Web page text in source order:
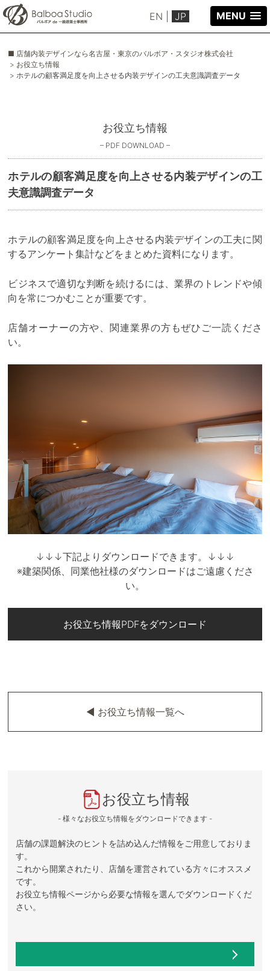
EN JP MENU
■ 店舗内装デザインなら名古屋・東京のバルボア・スタジオ株式会社
> お役立ち情報
> ホテルの顧客満足度を向上させる内装デザインの工夫意識調査データ
お役立ち情報
– PDF DOWNLOAD –
ホテルの顧客満足度を向上させる内装デザインの工
夫意識調査データ
ホテルの顧客満足度を向上させる内装デザインの工夫に関
するアンケート集計などをまとめた資料になります。
ビジネスで適切な判断を続けるには、業界のトレンドや傾
向を常につかむことが重要です。
店舗オーナーの方や、関連業界の方もぜひご一読くださ
い。
↓↓↓下記よりダウンロードできます。↓↓↓
※建築関係、同業他社様のダウンロードはご遠慮くださ
い。
お役立ち情報PDFをダウンロード
◀︎ お役立ち情報一覧へ
お役立ち情報
- 様々なお役立ち情報をダウンロードできます -
店舗の課題解決のヒントを詰め込んだ情報をご用意しておりま
す。
これから開業されたり、店舗を運営されている方々にオススメ
です。
お役立ち情報ページから必要な情報を選んでダウンロードくだ
さい。